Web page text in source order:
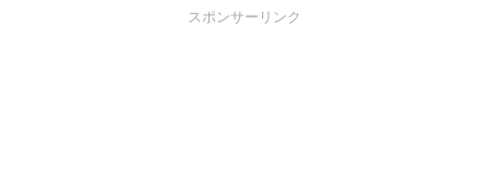
スポンサーリンク